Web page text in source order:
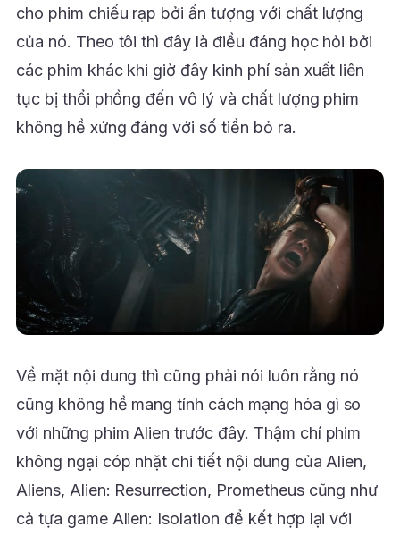
cho phim chiếu rạp bởi ấn tượng với chất lượng
của nó. Theo tôi thì đây là điều đáng học hỏi bởi
các phim khác khi giờ đây kinh phí sản xuất liên
tục bị thổi phồng đến vô lý và chất lượng phim
không hề xứng đáng với số tiền bỏ ra.
Về mặt nội dung thì cũng phải nói luôn rằng nó
cũng không hề mang tính cách mạng hóa gì so
với những phim Alien trước đây. Thậm chí phim
không ngại cóp nhặt chi tiết nội dung của Alien,
Aliens, Alien: Resurrection, Prometheus cũng như
cả tựa game Alien: Isolation để kết hợp lại với